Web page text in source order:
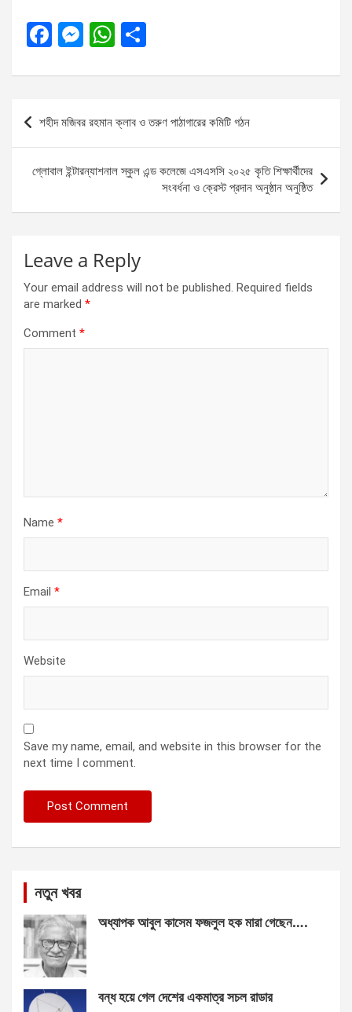
F
ce
o
o
k
M
se
g
er
W
at
A
p
p
ar
Post
navigation
শহীদ মজিবর রহমান ক্লাব ও তরুণ পাঠাগারের কমিটি গঠন
গ্লোবাল ইন্টারন্যাশনাল স্কুল এন্ড কলেজে এসএসসি ২০২৫ কৃতি শিক্ষার্থীদের
সংবর্ধনা ও ক্রেস্ট প্রদান অনুষ্ঠান অনুষ্ঠিত
Leave a Reply
Your email address will not be published. Required fields
are marked *
Comment *
Name *
Email *
Website
Save my name, email, and website in this browser for the
next time I comment.
নতুন খবর
অধ্যাপক আবুল কাসেম ফজলুল হক মারা গেছেন….
বন্ধ হয়ে গেল দেশের একমাত্র সচল রাডার